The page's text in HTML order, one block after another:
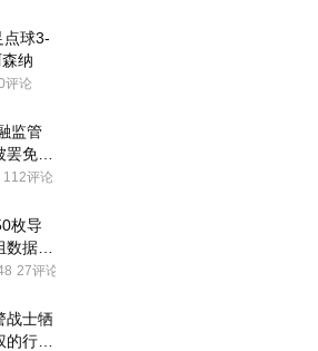
点球3-
纳
评论
监管
免全
112评论
枚导
据，
27评论
战士牺
行动